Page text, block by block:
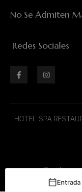
No Se Admiten
Redes Sociales
HOTEL SPA